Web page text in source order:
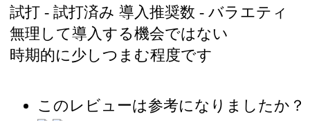
試打 - 試打済み 導入推奨数 - バラエティ
無理して導入する機会ではない
時期的に少しつまむ程度です
このレビューは参考になりましたか？